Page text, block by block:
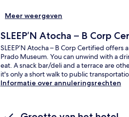
Meer weergeven
SLEEP’N Atocha – B Corp
SLEEP’N Atocha – B Corp Certified
Prado Museum. You can unwind with a
eat. A snack bar/deli and a terrace are
it's only a short walk to public
Informatie over annuleringsrechten